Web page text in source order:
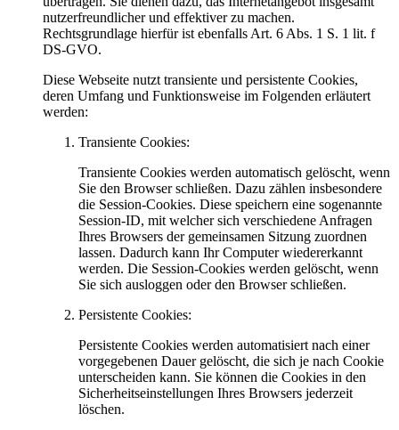
nutzerfreundlicher und effektiver zu machen.
Rechtsgrundlage hierfür ist ebenfalls Art. 6 Abs. 1 S. 1 lit. f
DS-GVO.
Diese Webseite nutzt transiente und persistente Cookies,
deren Umfang und Funktionsweise im Folgenden erläutert
werden:
Transiente Cookies:
Transiente Cookies werden automatisch gelöscht, wenn
Sie den Browser schließen. Dazu zählen insbesondere
die Session-Cookies. Diese speichern eine sogenannte
Session-ID, mit welcher sich verschiedene Anfragen
Ihres Browsers der gemeinsamen Sitzung zuordnen
lassen. Dadurch kann Ihr Computer wiedererkannt
werden. Die Session-Cookies werden gelöscht, wenn
Sie sich ausloggen oder den Browser schließen.
Persistente Cookies:
Persistente Cookies werden automatisiert nach einer
vorgegebenen Dauer gelöscht, die sich je nach Cookie
unterscheiden kann. Sie können die Cookies in den
Sicherheitseinstellungen Ihres Browsers jederzeit
löschen.